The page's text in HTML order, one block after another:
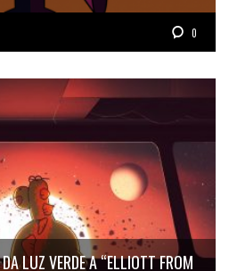
0
LUZ VERDE A “ELLIOTT FROM